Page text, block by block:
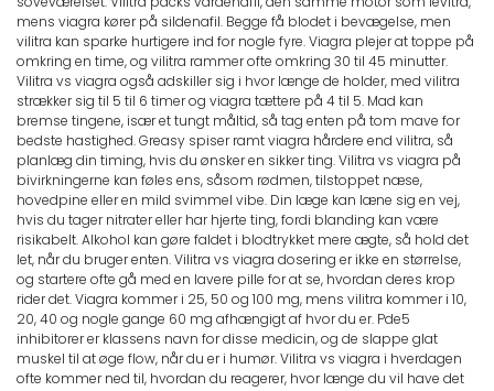
mens viagra kører på sildenafil. Begge få blodet i bevægelse, men
vilitra kan sparke hurtigere ind for nogle fyre. Viagra plejer at toppe på
omkring en time, og vilitra rammer ofte omkring 30 til 45 minutter.
Vilitra vs viagra også adskiller sig i hvor længe de holder, med vilitra
strækker sig til 5 til 6 timer og viagra tættere på 4 til 5. Mad kan
bremse tingene, især et tungt måltid, så tag enten på tom mave for
bedste hastighed. Greasy spiser ramt viagra hårdere end vilitra, så
planlæg din timing, hvis du ønsker en sikker ting. Vilitra vs viagra på
bivirkningerne kan føles ens, såsom rødmen, tilstoppet næse,
hovedpine eller en mild svimmel vibe. Din læge kan læne sig en vej,
hvis du tager nitrater eller har hjerte ting, fordi blanding kan være
risikabelt. Alkohol kan gøre faldet i blodtrykket mere ægte, så hold det
let, når du bruger enten. Vilitra vs viagra dosering er ikke en størrelse,
og startere ofte gå med en lavere pille for at se, hvordan deres krop
rider det. Viagra kommer i 25, 50 og 100 mg, mens vilitra kommer i 10,
20, 40 og nogle gange 60 mg afhængigt af hvor du er. Pde5
inhibitorer er klassens navn for disse medicin, og de slappe glat
muskel til at øge flow, når du er i humør. Vilitra vs viagra i hverdagen
ofte kommer ned til, hvordan du reagerer, hvor længe du vil have det